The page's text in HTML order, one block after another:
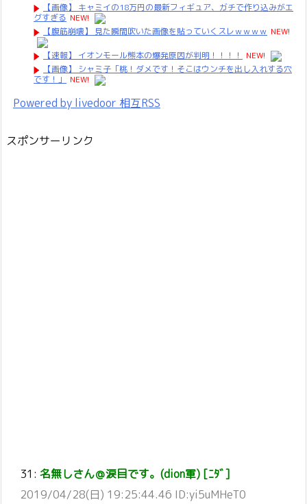
【画像】 キャミイの18万円の最新フィギュア、ガチで作り込みがエ
グすぎる NEW!
【腹筋崩壊】 見た瞬間吹いた画像を貼っていくスレｗｗｗｗ NEW!
【速報】 イオンモール熊本の爆発原因が判明！！！！
NEW!
【画像】 シャミ子「桃！ダメです！そこはウンチを出し入れする穴
です！」
NEW!
Powered by livedoor 相互RSS
スポンサーリンク
31: 名無しさん＠涙目です。(dion軍) [ﾆﾀﾞ]
2019/04/28(日) 19:25:44.46 ID:yi5uMHeT0